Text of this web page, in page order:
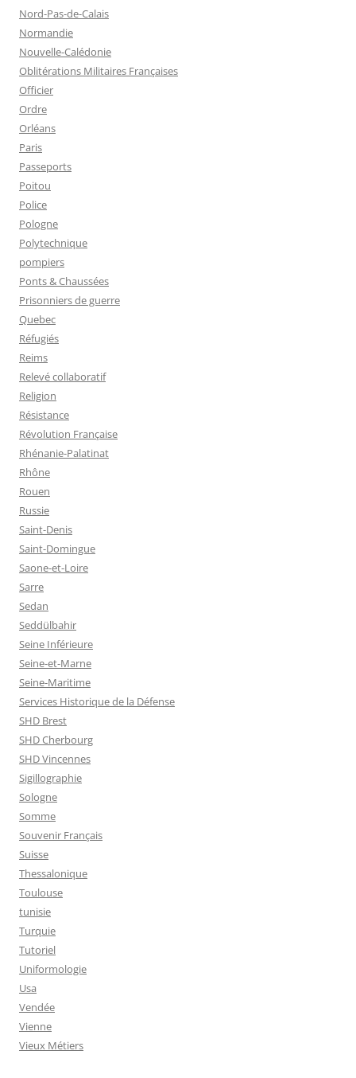
Nord-Pas-de-Calais
Normandie
Nouvelle-Calédonie
Oblitérations Militaires Françaises
Officier
Ordre
Orléans
Paris
Passeports
Poitou
Police
Pologne
Polytechnique
pompiers
Ponts & Chaussées
Prisonniers de guerre
Quebec
Réfugiés
Reims
Relevé collaboratif
Religion
Résistance
Révolution Française
Rhénanie-Palatinat
Rhône
Rouen
Russie
Saint-Denis
Saint-Domingue
Saone-et-Loire
Sarre
Sedan
Seddülbahir
Seine Inférieure
Seine-et-Marne
Seine-Maritime
Services Historique de la Défense
SHD Brest
SHD Cherbourg
SHD Vincennes
Sigillographie
Sologne
Somme
Souvenir Français
Suisse
Thessalonique
Toulouse
tunisie
Turquie
Tutoriel
Uniformologie
Usa
Vendée
Vienne
Vieux Métiers